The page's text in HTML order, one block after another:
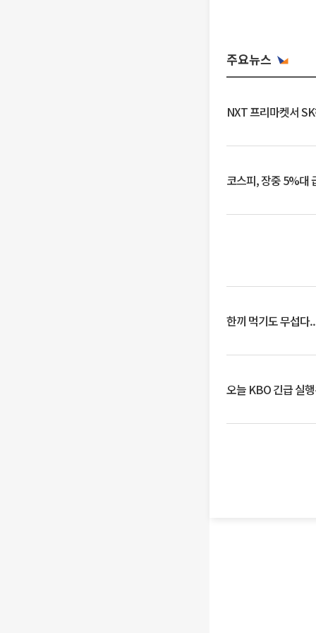
주요뉴스
NXT 프리마켓서
코스피, 장중 5%대
한끼 먹기도 무섭다
오늘 KBO 긴급 실